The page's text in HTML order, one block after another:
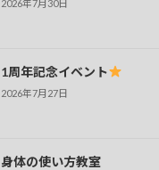
2026年7月30日
1周年記念イベント
2026年7月27日
身体の使い方教室